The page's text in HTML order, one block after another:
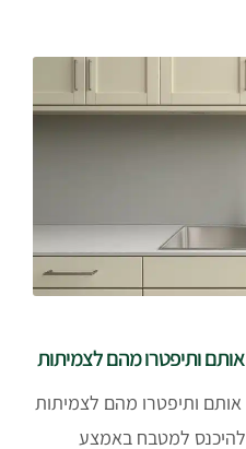
ותיפטרו מהם לצמיתות
אותם ותיפטרו מהם לצמיתות
למטבח באמצע